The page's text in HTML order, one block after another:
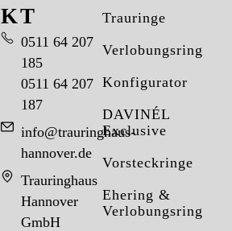
Trauringe
Verlobungsringe
Konfigurator
DAVINÉL
Exclusive
Vorsteckringe
Ehering &
Verlobungsring
KT
0511 64 207
185
0511 64 207
187
info@trauringhaus-
hannover.de
Trauringhaus
Hannover
GmbH